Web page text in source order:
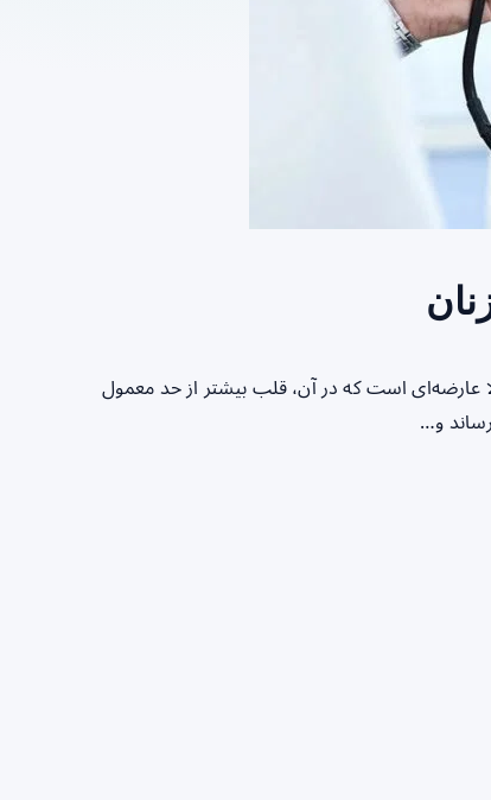
عارضه‌ای است که در آن، قلب بیشتر از حد معمول
و…